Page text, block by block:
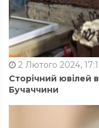
2 Лютого 2024,
Сторічний ювілей
Бучаччини